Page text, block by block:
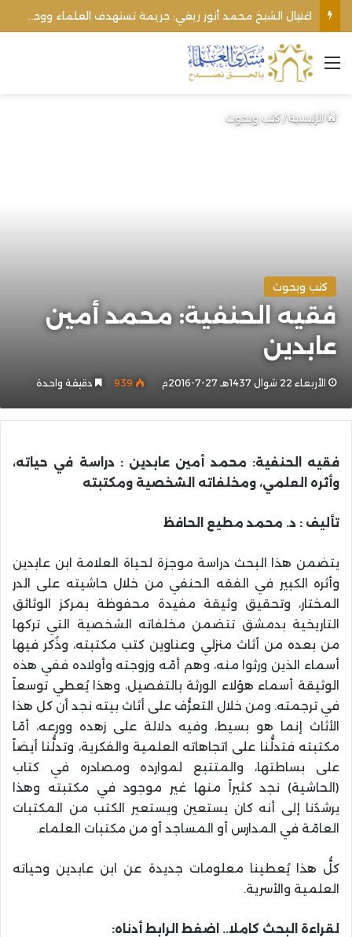
القائمة
الرئيسية/كتب وبحوث
كتب وبحوث
فقيه الحنفية: محمد أمين
عابدين
الأربعاء 22 شوال 1437هـ 27-7-2016م 939 دقيقة واحدة
فقيه الحنفية: محمد أمين عابدين : دراسة في حياته،
وأثره العلمي، ومخلفاته الشخصية ومكتبته
تأليف : د. محمد مطيع الحافظ
يتضمن هذا البحث دراسة موجزة لحياة العلامة ابن عابدين
وأثره الكبير في الفقه الحنفي من خلال حاشيته على الدر
المختار، وتحقيق وثيقة مفيدة محفوظة بمركز الوثائق
التاريخية بدمشق تتضمن مخلفاته الشخصية التي تركها
من بعده من أثاث منزلي وعناوين كتب مكتبته، وذُكر فيها
أسماء الذين ورثوا منه، وهم أمّه وزوجته وأولاده ففي هذه
الوثيقة أسماء هؤلاء الورثة بالتفصيل، وهذا يُعطي توسعاً
في ترجمته. ومن خلال التعرُّف على أثاث بيته نجد أن كل هذا
الأثاث إنما هو بسيط، وفيه دلالة على زهده وورعه، أمّا
مكتبته فتدلُّنا على اتجاهاته العلمية والفكرية، وتدلُّنا أيضاً
على بساطتها، والمتتبع لموارده ومصادره في كتاب
(الحاشية) نجد كثيراً منها غير موجود في مكتبته وهذا
يرشدُنا إلى أنه كان يستعين ويستعير الكتب من المكتبات
العامّة في المدارس أو المساجد أو من مكتبات العلماء.
كلُّ هذا يُعطينا معلومات جديدة عن ابن عابدين وحياته
العلمية والأسرية.
لقراءة البحث كاملا.. اضغط الرابط أدناه: